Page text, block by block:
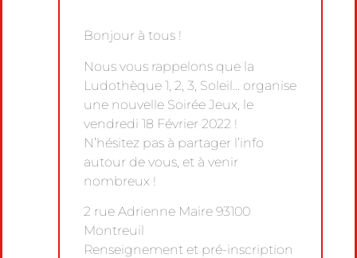
Bonjour à tous !
Nous vous rappelons que la
Ludothèque 1, 2, 3, Soleil… organise
une nouvelle Soirée Jeux, le
vendredi 18 Février 2022 !
N’hésitez pas à partager l’info
autour de vous, et à venir
nombreux !
2 rue Adrienne Maire 93100
Montreuil
Renseignement et pré-inscription